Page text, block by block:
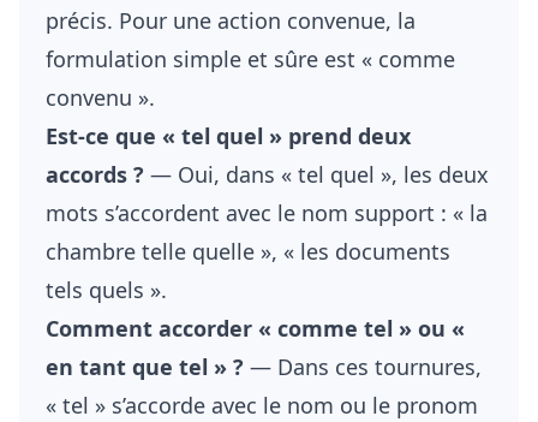
précis. Pour une action convenue, la
formulation simple et sûre est « comme
convenu ».
Est-ce que « tel quel » prend deux
accords ? — Oui, dans « tel quel », les deux
mots s’accordent avec le nom support : « la
chambre telle quelle », « les documents
tels quels ».
Comment accorder « comme tel » ou «
en tant que tel » ? — Dans ces tournures,
« tel » s’accorde avec le nom ou le pronom